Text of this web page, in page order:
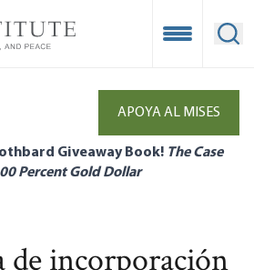
Open
APOYA AL MISES
Giveaway Book! The Case
Percent Gold Dollar